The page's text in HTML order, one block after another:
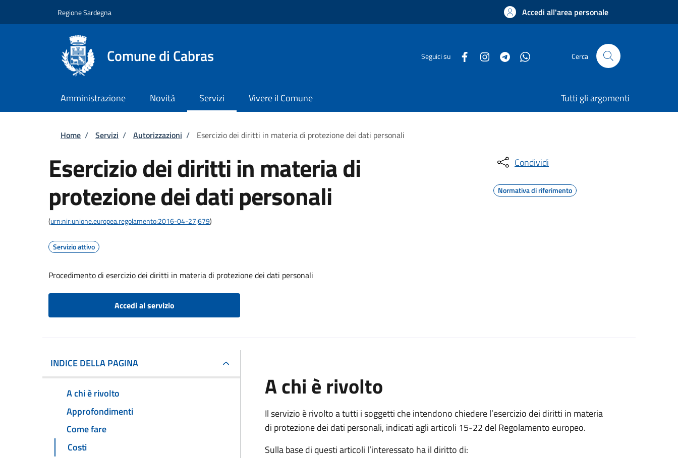
Regione Sardegna Accedi all'area personale
Comune di Cabras Seguici su Cerca
Amministrazione Novità Servizi Vivere il Comune Tutti gli argomenti
Briciole di pane
Home / Servizi / Autorizzazioni / Esercizio dei diritti in materia di protezione dei dati personali
Esercizio dei diritti in materia di
protezione dei dati personali
(urn:nir:unione.europea.regolamento:2016-04-27;679)
Servizio attivo
Procedimento di esercizio dei diritti in materia di protezione dei dati personali
Accedi al servizio
Condividi
Normativa di riferimento
INDICE DELLA PAGINA
A chi è rivolto
Approfondimenti
Come fare
Costi
A chi è rivolto
Il servizio è rivolto a tutti i soggetti che intendono chiedere l’esercizio dei diritti in materia
di protezione dei dati personali, indicati agli articoli 15-22 del Regolamento europeo.
Sulla base di questi articoli l’interessato ha il diritto di: